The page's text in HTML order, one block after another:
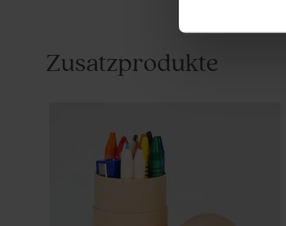
Zusatzprodukte